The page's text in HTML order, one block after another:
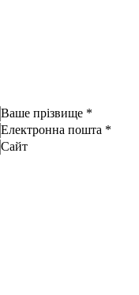
Ваше прізвище *
Електронна пошта *
Сайт